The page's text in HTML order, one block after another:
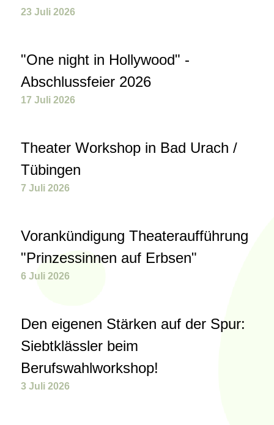
23 Juli 2026
"One night in Hollywood" -
Abschlussfeier 2026
17 Juli 2026
Theater Workshop in Bad Urach /
Tübingen
7 Juli 2026
Vorankündigung Theateraufführung
"Prinzessinnen auf Erbsen"
6 Juli 2026
Den eigenen Stärken auf der Spur:
Siebtklässler beim
Berufswahlworkshop!
3 Juli 2026